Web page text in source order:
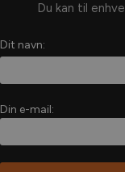
Du kan til
Dit navn:
Din e-mail: